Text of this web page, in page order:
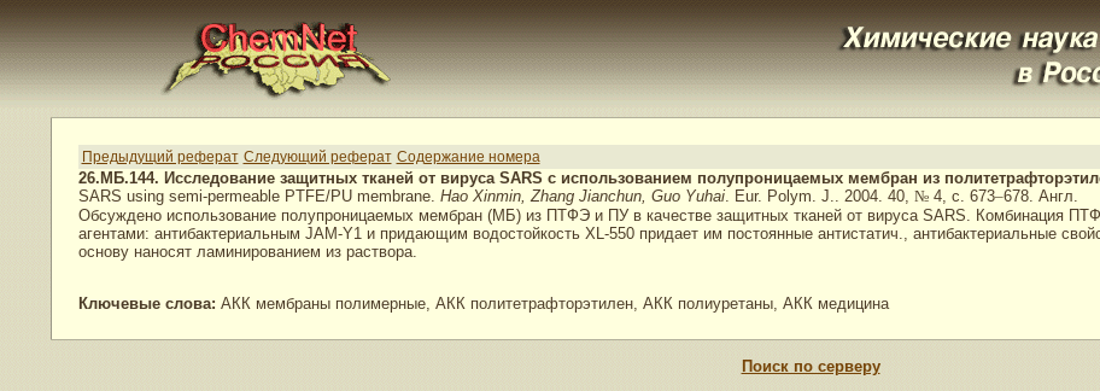
Предыдущий реферат Следующий реферат Содержание номера
26.МБ.144. Исследование защитных тканей от вируса SARS с использованием полупроницаемых мембран из
SARS using semi-permeable PTFE/PU membrane. Hao Xinmin, Zhang Jianchun, Guo Yuhai. Eur. Polym. J.. 2004. 40, №4, с. 673–678. Англ.
Обсуждено использование полупроницаемых мембран (МБ) из ПТФЭ и ПУ в качестве защитных тканей от вируса SARS. Комбинация
агентами: антибактериальным JAM-Y1 и придающим водостойкость XL-550 придает им постоянные антистатич., антибактериальные
основу наносят ламинированием из раствора.
Ключевые слова: АКК мембраны полимерные, АКК политетрафторэтилен, АКК полиуретаны, АКК медицина
Поиск по серверу